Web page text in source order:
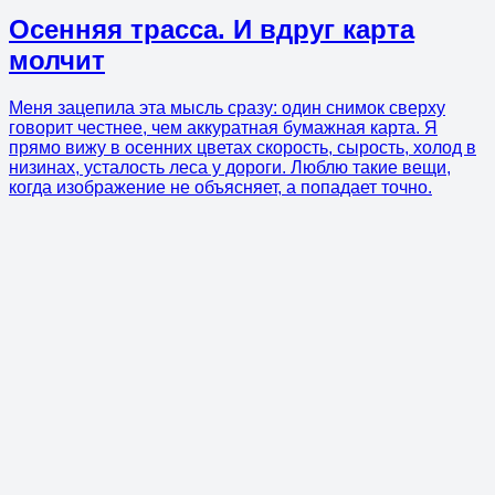
Осенняя трасса. И вдруг карта
молчит
Меня зацепила эта мысль сразу: один снимок сверху
говорит честнее, чем аккуратная бумажная карта. Я
прямо вижу в осенних цветах скорость, сырость, холод в
низинах, усталость леса у дороги. Люблю такие вещи,
когда изображение не объясняет, а попадает точно.